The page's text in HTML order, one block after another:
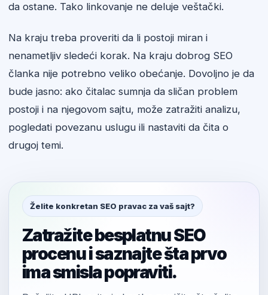
da ostane. Tako linkovanje ne deluje veštački.
Na kraju treba proveriti da li postoji miran i
nenametljiv sledeći korak. Na kraju dobrog SEO
članka nije potrebno veliko obećanje. Dovoljno je da
bude jasno: ako čitalac sumnja da sličan problem
postoji i na njegovom sajtu, može zatražiti analizu,
pogledati povezanu uslugu ili nastaviti da čita o
drugoj temi.
Želite konkretan SEO pravac za vaš sajt?
Zatražite besplatnu SEO
procenu i saznajte šta prvo
ima smisla popraviti.